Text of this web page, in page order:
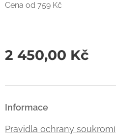
Cena od 759 Kč
2 450,00 Kč
Informace
Pravidla ochrany soukromí